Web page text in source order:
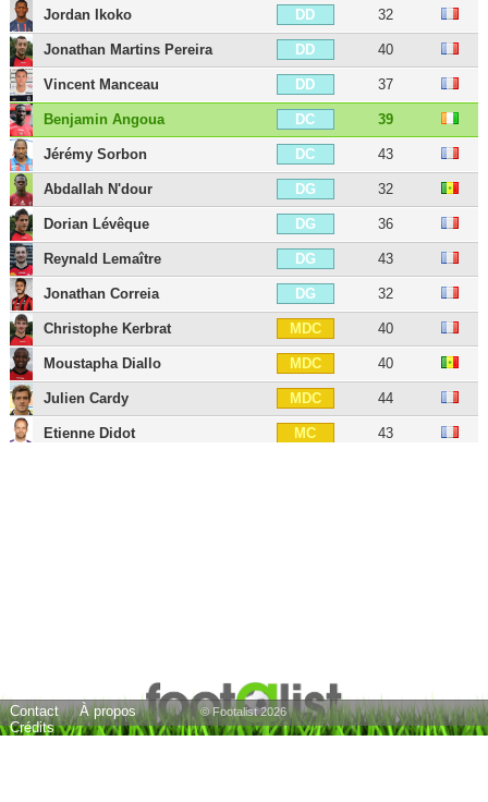
Jordan Ikoko DD 32
Jonathan Martins Pereira DD 40
Vincent Manceau DD 37
Benjamin Angoua DC 39
Jérémy Sorbon DC 43
Abdallah N'dour DG 32
Dorian Lévêque DG 36
Reynald Lemaître DG 43
Jonathan Correia DG 32
Christophe Kerbrat MDC 40
Moustapha Diallo MDC 40
Julien Cardy MDC 44
Etienne Didot MC 43
Maxime Barthelmé AIG 37
Contact
À propos
Crédits
© Footalist 2026